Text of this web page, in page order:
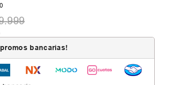
.999
bancarias!